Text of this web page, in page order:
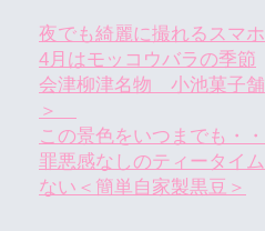
夜でも綺麗に撮れるスマ
4月はモッコウバラの季節
会津柳津名物 小池菓子舗
＞
この景色をいつまでも・・
罪悪感なしのティータイ
ない＜簡単自家製黒豆＞